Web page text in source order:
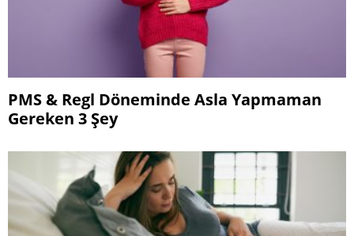
PMS & Regl Döneminde Asla Yapmaman
Gereken 3 Şey